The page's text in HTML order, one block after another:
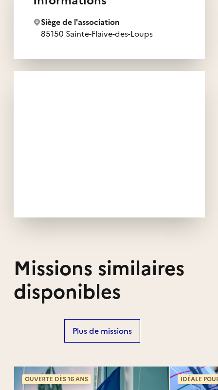
Siège de l'association
85150 Sainte-Flaive-des-Loups
Missions similaires
disponibles
Plus de missions
OUVERTE DÈS 16 ANS IDÉALE